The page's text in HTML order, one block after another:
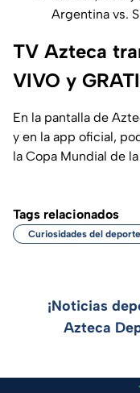
Argentina vs.
TV Azteca
VIVO y
En la pantalla de
y en la app oficial,
la Copa Mundial de
Tags relacionados
Curiosidades del deporte
¡Noticias
Azteca